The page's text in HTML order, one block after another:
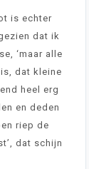
is echter
dat ik
‘maar alle
dat kleine
heel erg
en deden
riep de
dat schijn